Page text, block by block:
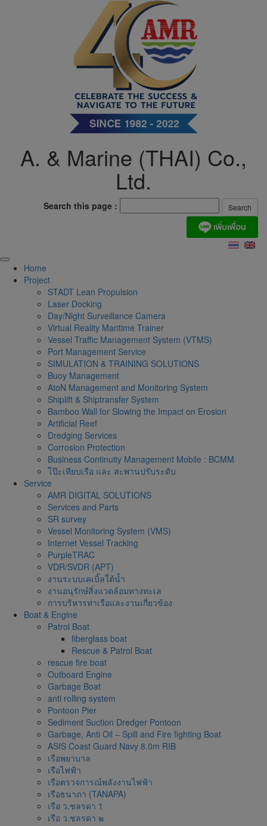
A. & Marine (THAI) Co.,
Ltd.
Search this page :
Home
Project
STADT Lean Propulsion
Laser Docking
Day/Night Surveillance Camera
Virtual Reality Maritime Trainer
Vessel Traffic Management System (VTMS)
Port Management Service
SIMULATION & TRAINING SOLUTIONS
Buoy Management
AtoN Management and Monitoring System
Shiplift & Shiptransfer System
Bamboo Wall for Slowing the Impact on Erosion
Artificial Reef
Dredging Services
Corrosion Protection
Business Continuity Management Mobile : BCMM
โป๊ะเทียบเรือ และ สะพานปรับระดับ
Service
AMR DIGITAL SOLUTIONS
Services and Parts
SR survey
Vessel Monitoring System (VMS)
Internet Vessel Tracking
PurpleTRAC
VDR/SVDR (APT)
งานระบบเคเบิ้ลใต้น้ำ
งานอนุรักษ์สิ่งแวดล้อมทางทะเล
การบริหารท่าเรือและงานเกี่ยวข้อง
Boat & Engine
Patrol Boat
fiberglass boat
Rescue & Patrol Boat
rescue fire boat
Outboard Engine
Garbage Boat
anti rolling system
Pontoon Pier
Sediment Suction Dredger Pontoon
Garbage, Anti Oil – Spill and Fire fighting Boat
ASIS Coast Guard Navy 8.0m RIB
เรือพยาบาล
เรือไฟฟ้า
เรือตรวจการณ์พลังงานไฟฟ้า
เรือธนาภา (TANAPA)
เรือ ว.ชลรดา 1
เรือ ว.ชลรดา ๒